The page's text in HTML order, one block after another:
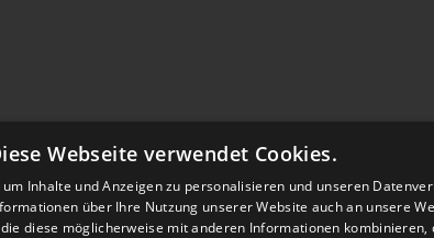
Webseite verwendet Cookies.
Inhalte und Anzeigen zu personalisieren und unseren
über Ihre Nutzung unserer Website auch an unsere
diese möglicherweise mit anderen Informationen kombinieren,